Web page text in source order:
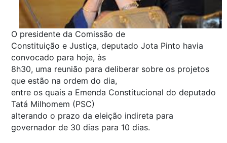
O presidente da Comissão de
Constituição e Justiça, deputado Jota Pinto havia
convocado para hoje, às
8h30, uma reunião para deliberar sobre os projetos
que estão na ordem do dia,
entre os quais a Emenda Constitucional do deputado
Tatá Milhomem (PSC)
alterando o prazo da eleição indireta para
governador de 30 dias para 10 dias.